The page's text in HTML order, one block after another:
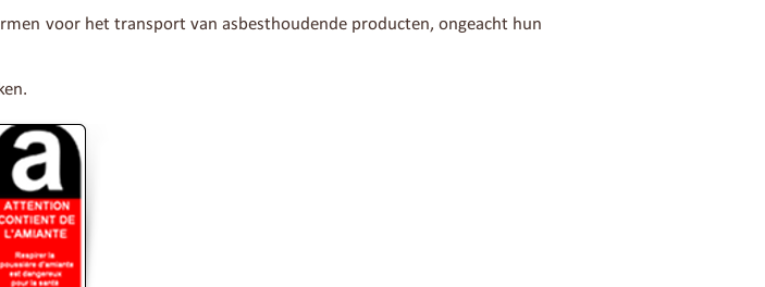
voor het transport van asbesthoudende producten, ongeacht hun